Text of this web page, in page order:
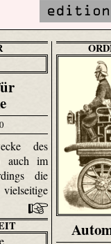
des
auch im
die